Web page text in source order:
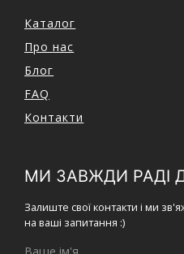
Каталог
Про нас
Блог
FAQ
Контакти
МИ ЗАВЖДИ РАДІ
Залиште свої контакти і ми
на ваші запитання :)